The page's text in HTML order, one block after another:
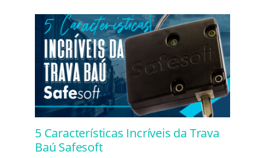
5 Características Incríveis da Trava
Baú Safesoft